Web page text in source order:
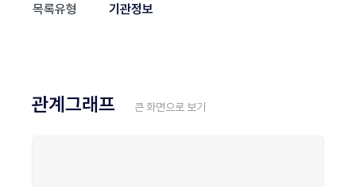
목록유형
기관정보
관계그래프 큰 화면으로 보기